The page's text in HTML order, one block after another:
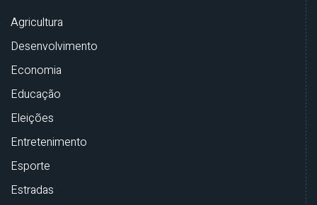
Agricultura
Desenvolvimento
Economia
Educação
Eleições
Entretenimento
Esporte
Estradas